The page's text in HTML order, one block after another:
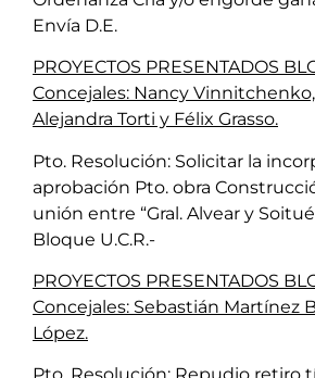
Envía D.E.
PROYECTOS PRESENTADOS
Concejales: Nancy
Alejandra Torti y Félix Grasso.
Pto. Resolución: Solicitar la
aprobación Pto. obra
unión entre “Gral. Alvear y
Bloque U.C.R.-
PROYECTOS PRESENTADOS
Concejales: Sebastián Martínez
López.